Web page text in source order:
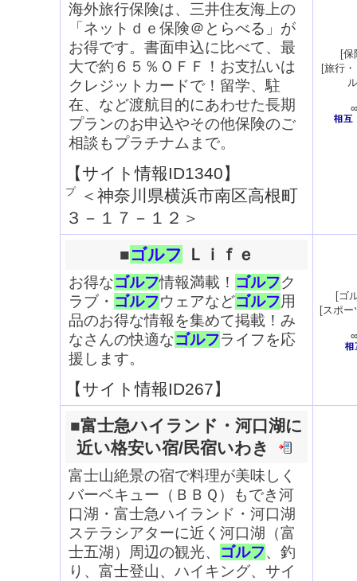
海外旅行保険は、三井住友海上の
「ネットｄｅ保険＠とらべる」が
お得です。書面申込に比べて、最
大で約６５％ＯＦＦ！お支払いは
クレジットカードで！留学、駐
在、など渡航目的にあわせた長期
プランのお申込やその他保険のご
相談もプラチナムまで。
【サイト情報ID1340】
＜ 神奈川県横浜市南区高根町
３－１７－１２ ＞
[保
[旅行
ル
∞
■ゴルフ Ｌｉｆｅ
お得なゴルフ情報満載！ ゴルフク
ラブ・ ゴルフウェアなどゴルフ用
品のお得な情報を集めて掲載！み
なさんの快適なゴルフライフを応
援します。
【サイト情報ID267】
[ゴ
[スポー
∞
■富士急ハイランド・河口湖に
近い格安い宿/民宿いわき
富士山絶景の宿で料理が美味しく
バーベキュー（ＢＢＱ）もでき河
口湖・富士急ハイランド・河口湖
ステラシアターに近く河口湖（富
士五湖）周辺の観光、 ゴルフ、釣
り、富士登山、ハイキング、サイ